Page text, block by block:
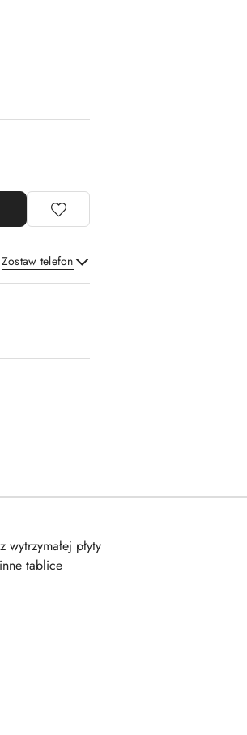
Zostaw telefon
Wyślij
płyty
tablice